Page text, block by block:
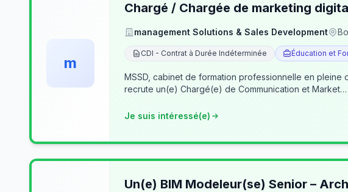
m
Chargé / Chargée de marketing
management Solutions & Sales Development
CDI - Contrat à Durée Indéterminée Éducation et
MSSD, cabinet de formation professionnelle en
recrute un(e) Chargé(e) de Communication et Market…
Je suis intéressé(e)
Un(e) BIM Modeleur(se) Senior –